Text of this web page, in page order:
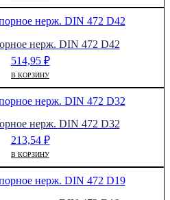
нерж. DIN 472 D42
514,95 ₽
В КОРЗИНУ
нерж. DIN 472 D32
213,54 ₽
В КОРЗИНУ